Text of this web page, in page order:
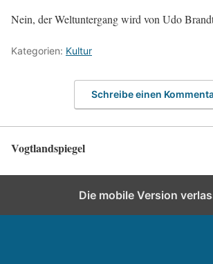
Nein, der Weltuntergang wird von Udo
Kategorien: Kultur
Schreibe einen
Vogtlandspiegel
Die mobile Version